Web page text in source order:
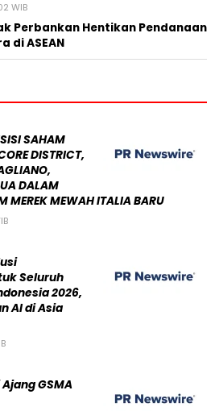
WIB
Perbankan Hentikan Pendanaan
di ASEAN
SAHAM
DISTRICT,
DALAM
MEREK MEWAH ITALIA BARU
Seluruh
2026,
AI di Asia
GSMA